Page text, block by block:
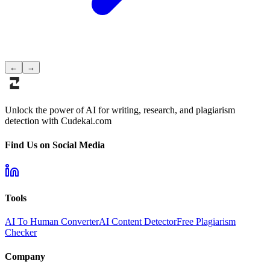
← →
Unlock the power of AI for writing, research, and plagiarism
detection with Cudekai.com
Find Us on Social Media
Tools
AI To Human ConverterAI Content DetectorFree Plagiarism
Checker
Company